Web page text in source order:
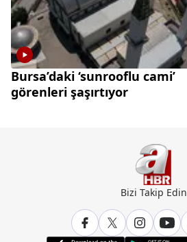
Bursa’daki ‘sunrooflu cami’
görenleri şaşırtıyor
Bizi Takip Edin